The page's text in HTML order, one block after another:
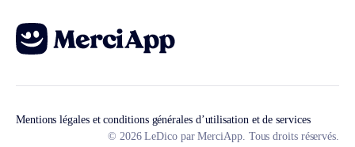
Mentions légales et conditions générales d’utilisation et de services
© 2026 LeDico par MerciApp. Tous droits réservés.